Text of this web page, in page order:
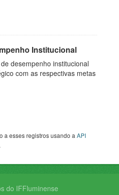
Institucional
desempenho institucional
com as respectivas metas
a esses registros usando aAPI
do IFFluminense